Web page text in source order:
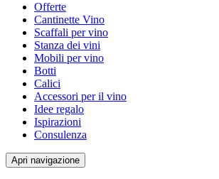
Offerte
Cantinette Vino
Scaffali per vino
Stanza dei vini
Mobili per vino
Botti
Calici
Accessori per il vino
Idee regalo
Ispirazioni
Consulenza
Apri navigazione